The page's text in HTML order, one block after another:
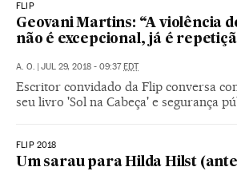
FLIP
Geovani Martins: “A violência
não é excepcional, já é
A. O. | JUL 29, 2018 - 09:37EDT
Escritor convidado da Flip conversa
seu livro 'Sol na Cabeça' e segurança
FLIP 2018
Um sarau para Hilda Hilst